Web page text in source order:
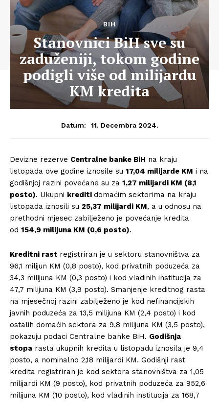
BIH
Stanovnici BiH sve su
zaduženiji, tokom godine
podigli više od milijardu
KM kredita
Datum: 11. Decembra 2024.
Devizne rezerve Centralne banke BiH na kraju
listopada ove godine iznosile su 17,04 milijarde KM i na
godišnjoj razini povećane su za 1,27 milijardi KM (8,1
posto). Ukupni krediti domaćim sektorima na kraju
listopada iznosili su 25,37 milijardi KM, a u odnosu na
prethodni mjesec zabilježeno je povećanje kredita
od 154,9 milijuna KM (0,6 posto).
Kreditni rast registriran je u sektoru stanovništva za
96,1 milijun KM (0,8 posto), kod privatnih poduzeća za
34,3 milijuna KM (0,3 posto) i kod vladinih institucija za
47,7 milijuna KM (3,9 posto). Smanjenje kreditnog rasta
na mjesečnoj razini zabilježeno je kod nefinancijskih
javnih poduzeća za 13,5 milijuna KM (2,4 posto) i kod
ostalih domaćih sektora za 9,8 milijuna KM (3,5 posto),
pokazuju podaci Centralne banke BiH. Godišnja
stopa rasta ukupnih kredita u listopadu iznosila je 9,4
posto, a nominalno 2,18 milijardi KM. Godišnji rast
kredita registriran je kod sektora stanovništva za 1,05
milijardi KM (9 posto), kod privatnih poduzeća za 952,6
milijuna KM (10 posto), kod vladinih institucija za 168,7